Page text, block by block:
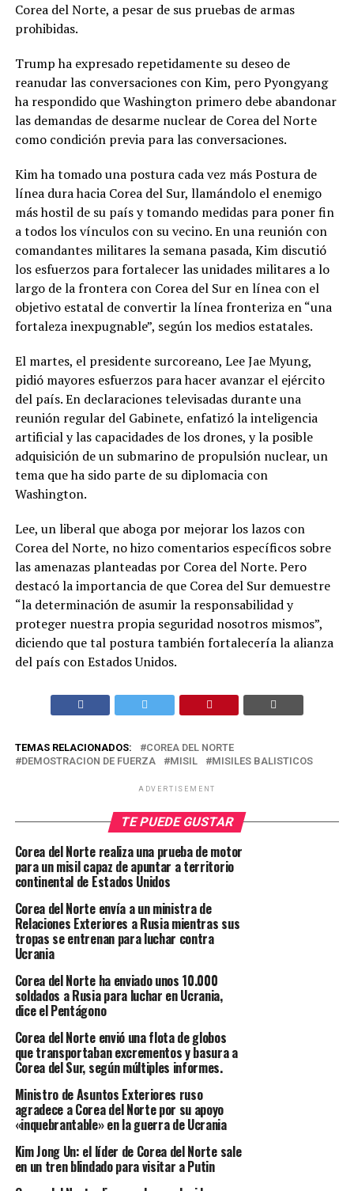
Corea del Norte, a pesar de sus pruebas de armas
prohibidas.
Trump ha expresado repetidamente su deseo de
reanudar las conversaciones con Kim, pero Pyongyang
ha respondido que Washington primero debe abandonar
las demandas de desarme nuclear de Corea del Norte
como condición previa para las conversaciones.
Kim ha tomado una postura cada vez más Postura de
línea dura hacia Corea del Sur, llamándolo el enemigo
más hostil de su país y tomando medidas para poner fin
a todos los vínculos con su vecino. En una reunión con
comandantes militares la semana pasada, Kim discutió
los esfuerzos para fortalecer las unidades militares a lo
largo de la frontera con Corea del Sur en línea con el
objetivo estatal de convertir la línea fronteriza en “una
fortaleza inexpugnable”, según los medios estatales.
El martes, el presidente surcoreano, Lee Jae Myung,
pidió mayores esfuerzos para hacer avanzar el ejército
del país. En declaraciones televisadas durante una
reunión regular del Gabinete, enfatizó la inteligencia
artificial y las capacidades de los drones, y la posible
adquisición de un submarino de propulsión nuclear, un
tema que ha sido parte de su diplomacia con
Washington.
Lee, un liberal que aboga por mejorar los lazos con
Corea del Norte, no hizo comentarios específicos sobre
las amenazas planteadas por Corea del Norte. Pero
destacó la importancia de que Corea del Sur demuestre
“la determinación de asumir la responsabilidad y
proteger nuestra propia seguridad nosotros mismos”,
diciendo que tal postura también fortalecería la alianza
del país con Estados Unidos.
TEMAS RELACIONADOS:
COREA DEL NORTE
DEMOSTRACION DE FUERZA
MISIL MISILES BALISTICOS
ADVERTISEMENT
TE PUEDE GUSTAR
Corea del Norte realiza una prueba de motor
para un misil capaz de apuntar a territorio
continental de Estados Unidos
Corea del Norte envía a un ministra de
Relaciones Exteriores a Rusia mientras sus
tropas se entrenan para luchar contra
Ucrania
Corea del Norte ha enviado unos 10.000
soldados a Rusia para luchar en Ucrania,
dice el Pentágono
Corea del Norte envió una flota de globos
que transportaban excrementos y basura a
Corea del Sur, según múltiples informes.
Ministro de Asuntos Exteriores ruso
agradece a Corea del Norte por su apoyo
«inquebrantable» en la guerra de Ucrania
Kim Jong Un: el líder de Corea del Norte sale
en un tren blindado para visitar a Putin